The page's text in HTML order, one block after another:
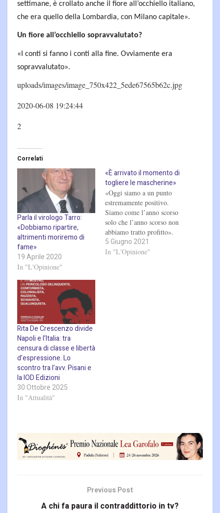
settimane, è crollato anche il fiore all’occhiello italiano,
che era quello della Lombardia, con Milano capitale».
Un fiore all’occhiello sopravvalutato?
«I conti si fanno i conti alla fine. Ovviamente era
sopravvalutato».
uploads/images/image_750x422_5ede67565b62c.jpg
2020-06-08 19:24:44
2
Correlati
Parla il virologo Tarro:
«Dobbiamo ripartire,
altrimenti moriremo di
fame»
19 Aprile 2020
In "L'Opinione"
«È arrivato il momento di
togliere le mascherine»
«Oggi siamo a un punto
estremamente positivo.
Siamo come l’anno scorso
solo che l’anno scorso non
abbiamo tratto profitto».
Comincia così la nostra
conversazione con il
5 Giugno 2021
In "L'Opinione"
Rita De Crescenzo divide
Napoli e l’Italia: tra
censura di classe e libertà
d’espressione. Lo
scontro tra l’avv. Pisani e
la IOD Edizioni
30 Ottobre 2025
In "Attualità"
Previous Post
A chi fa paura il contraddittorio in tv?